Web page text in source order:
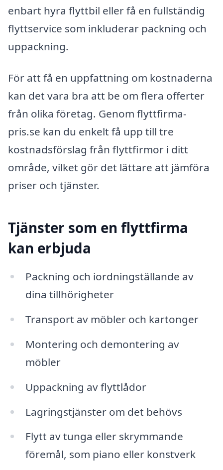
enbart hyra flyttbil eller få en fullständig
flyttservice som inkluderar packning och
uppackning.
För att få en uppfattning om kostnaderna
kan det vara bra att be om flera offerter
från olika företag. Genom flyttfirma-
pris.se kan du enkelt få upp till tre
kostnadsförslag från flyttfirmor i ditt
område, vilket gör det lättare att jämföra
priser och tjänster.
Tjänster som en flyttfirma
kan erbjuda
Packning och iordningställande av
dina tillhörigheter
Transport av möbler och kartonger
Montering och demontering av
möbler
Uppackning av flyttlådor
Lagringstjänster om det behövs
Flytt av tunga eller skrymmande
föremål, som piano eller konstverk